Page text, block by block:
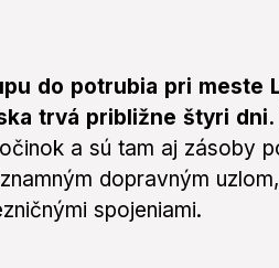
do potrubia pri meste
trvá približne štyri dni.
a sú tam aj zásoby
dopravným
spojeniami.